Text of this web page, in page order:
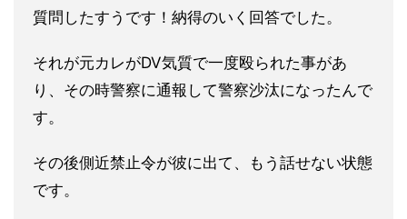
質問したすうです ！納得のいく回答でした。
それが元カレがDV気質で一度殴られた事があ
り、その時警察に通報して警察沙汰になったんで
す。
その後側近禁止令が彼に出て、もう話せない状態
です。